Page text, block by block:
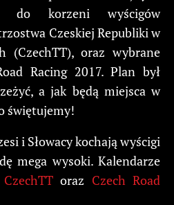
korzeni wyścigów
Czeskiej Republiki w
(CzechTT), oraz wybrane
Racing 2017. Plan był
a jak będą miejsca w
świętujemy!
i Słowacy kochają wyścigi
mega wysoki. Kalendarze
CzechTToraz Czech Road